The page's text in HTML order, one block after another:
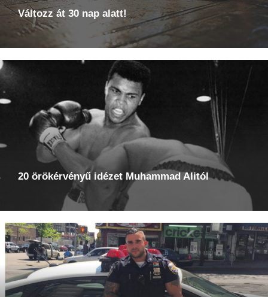
Változz át 30 nap alatt!
20 örökérvényű idézet Muhammad Alitól